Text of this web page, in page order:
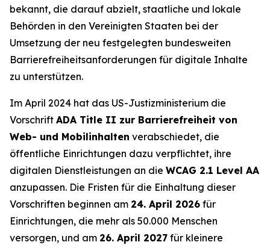
bekannt, die darauf abzielt, staatliche und lokale
Behörden in den Vereinigten Staaten bei der
Umsetzung der neu festgelegten bundesweiten
Barrierefreiheitsanforderungen für digitale Inhalte
zu unterstützen.
Im April 2024 hat das US-Justizministerium die
Vorschrift ADA Title II zur Barrierefreiheit von
Web- und Mobilinhalten verabschiedet, die
öffentliche Einrichtungen dazu verpflichtet, ihre
digitalen Dienstleistungen an die WCAG 2.1 Level AA
anzupassen. Die Fristen für die Einhaltung dieser
Vorschriften beginnen am 24. April 2026 für
Einrichtungen, die mehr als 50.000 Menschen
versorgen, und am 26. April 2027 für kleinere